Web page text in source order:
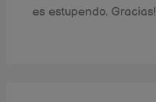
es estupendo. Gracias!